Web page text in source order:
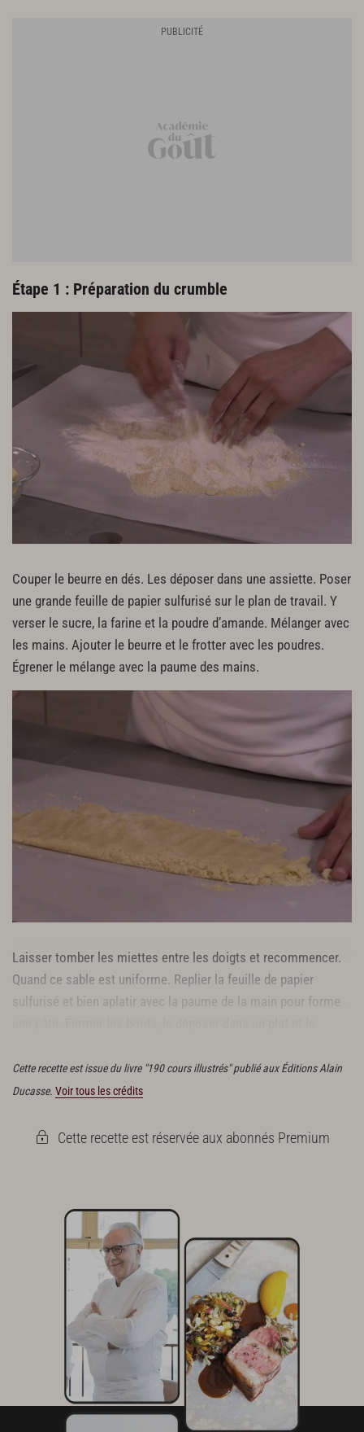
Étape 1 : Préparation du crumble
Couper le beurre en dés. Les déposer dans une assiette. Poser
une grande feuille de papier sulfurisé sur le plan de travail. Y
verser le sucre, la farine et la poudre d’amande. Mélanger avec
les mains. Ajouter le beurre et le frotter avec les poudres.
Égrener le mélange avec la paume des mains.
Laisser tomber les miettes entre les doigts et recommencer.
Quand ce sable est uniforme. Replier la feuille de papier
sulfurisé et bien aplatir avec la paume de la main pour forme
Cette recette est issue du livre "190 cours illustrés" publié aux Éditions Alain
Ducasse. Voir tous les crédits
Cette recette est réservée aux abonnés Premium